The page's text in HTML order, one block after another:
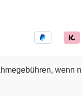
wenn